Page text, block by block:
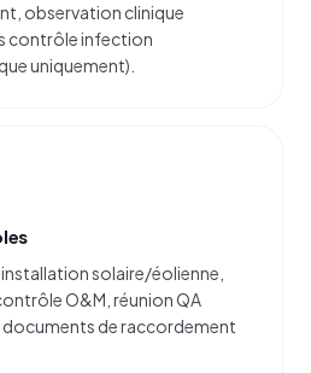
observation clinique
contrôle infection
uniquement).
solaire/éolienne,
O&M, réunion QA
documents de raccordement